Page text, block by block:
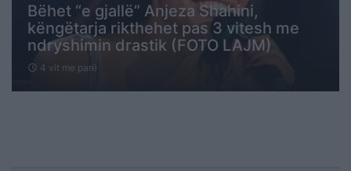
Bëhet “e gjallë” Anjeza Shahini,
këngëtarja rikthehet pas 3 vitesh me
ndryshimin drastik (FOTO LAJM)
schedule 4 vit me parë